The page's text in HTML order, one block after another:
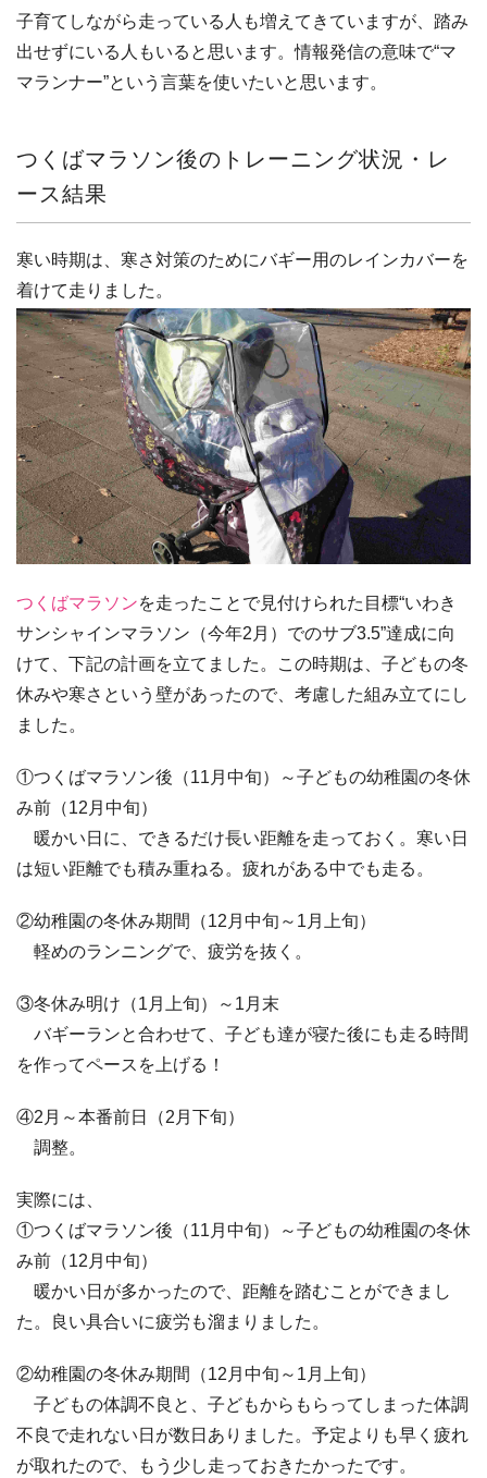
子育てしながら走っている人も増えてきていますが、踏み
出せずにいる人もいると思います。情報発信の意味で“マ
マランナー”という言葉を使いたいと思います。
つくばマラソン後のトレーニング状況・レ
ース結果
寒い時期は、寒さ対策のためにバギー用のレインカバーを
着けて走りました。
つくばマラソンを走ったことで見付けられた目標“いわき
サンシャインマラソン（今年2月）でのサブ3.5”達成に向
けて、下記の計画を立てました。この時期は、子どもの冬
休みや寒さという壁があったので、考慮した組み立てにし
ました。
①つくばマラソン後（11月中旬）～子どもの幼稚園の冬休
み前（12月中旬）
暖かい日に、できるだけ長い距離を走っておく。寒い日
は短い距離でも積み重ねる。疲れがある中でも走る。
②幼稚園の冬休み期間（12月中旬～1月上旬）
軽めのランニングで、疲労を抜く。
③冬休み明け（1月上旬）～1月末
バギーランと合わせて、子ども達が寝た後にも走る時間
を作ってペースを上げる！
④2月～本番前日（2月下旬）
調整。
実際には、
①つくばマラソン後（11月中旬）～子どもの幼稚園の冬休
み前（12月中旬）
暖かい日が多かったので、距離を踏むことができまし
た。良い具合いに疲労も溜まりました。
②幼稚園の冬休み期間（12月中旬～1月上旬）
子どもの体調不良と、子どもからもらってしまった体調
不良で走れない日が数日ありました。予定よりも早く疲れ
が取れたので、もう少し走っておきたかったです。